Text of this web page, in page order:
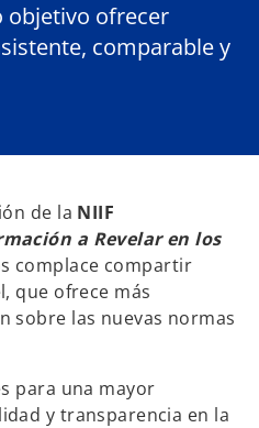
objetivo ofrecer
comparable y
de la NIIF
a Revelar en los
complace compartir
que ofrece más
sobre las nuevas normas
para una mayor
y transparencia en la